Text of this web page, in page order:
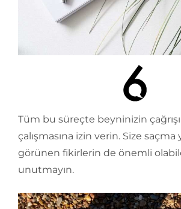
Tüm bu süreçte beyninizin
çalışmasına izin verin. Size saçma
görünen fikirlerin de önemli
unutmayın.